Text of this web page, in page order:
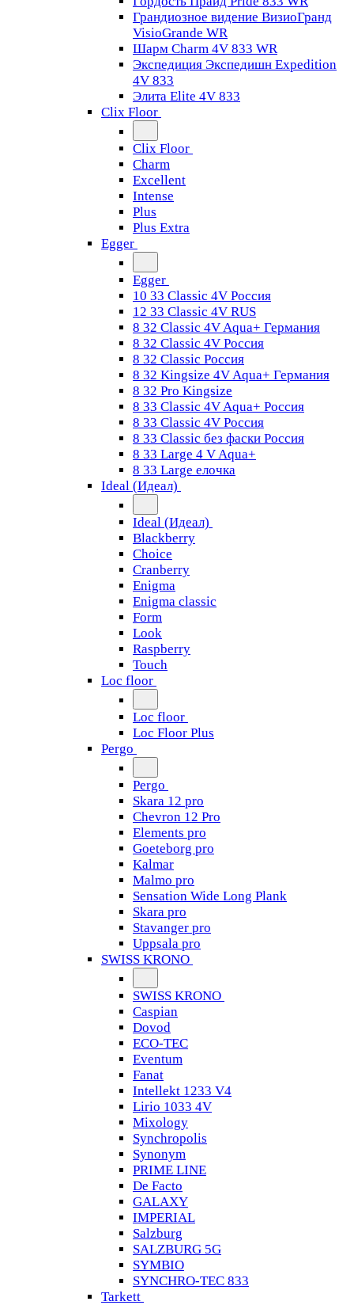
Грандиозное видение ВизиоГранд
VisioGrande WR
Шарм Charm 4V 833 WR
Экспедиция Экспедишн Expedition
4V 833
Элита Elite 4V 833
Clix Floor
Clix Floor
Charm
Excellent
Intense
Plus
Plus Extra
Egger
Egger
10 33 Classic 4V Россия
12 33 Classic 4V RUS
8 32 Classic 4V Aqua+ Германия
8 32 Classic 4V Россия
8 32 Classic Россия
8 32 Kingsize 4V Aqua+ Германия
8 32 Pro Kingsize
8 33 Classic 4V Aqua+ Россия
8 33 Classic 4V Россия
8 33 Classic без фаски Россия
8 33 Large 4 V Aqua+
8 33 Large елочка
Ideal (Идеал)
Ideal (Идеал)
Blackberry
Choice
Cranberry
Enigma
Enigma classic
Form
Look
Raspberry
Touch
Loc floor
Loc floor
Loc Floor Plus
Pergo
Pergo
Skara 12 pro
Chevron 12 Pro
Elements pro
Goeteborg pro
Kalmar
Malmo pro
Sensation Wide Long Plank
Skara pro
Stavanger pro
Uppsala pro
SWISS KRONO
SWISS KRONO
Caspian
Dovod
ECO-TEC
Eventum
Fanat
Intellekt 1233 V4
Lirio 1033 4V
Mixology
Synchropolis
Synonym
PRIME LINE
De Facto
GALAXY
IMPERIAL
Salzburg
SALZBURG 5G
SYMBIO
SYNCHRO-TEC 833
Tarkett